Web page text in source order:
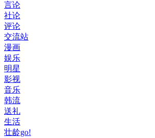
言论
社论
评论
交流站
漫画
娱乐
明星
影视
音乐
韩流
送礼
生活
壮龄go!